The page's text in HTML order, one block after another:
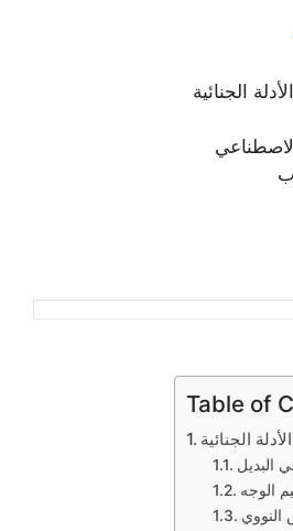
Table of
الجنائية
البديل
الوجه